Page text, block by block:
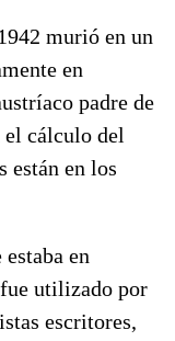
murió en un
en
padre de
cálculo del
están en los
en
utilizado por
escritores,